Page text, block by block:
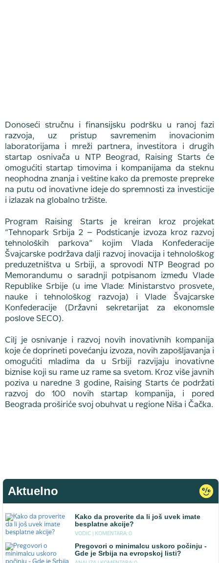
Donoseći stručnu i finansijsku podršku u ranoj fazi
razvoja, uz pristup savremenim inovacionim
laboratorijama i mreži partnera, investitora i drugih
startap osnivača u NTP Beograd, Raising Starts će
omogućiti startap timovima i kompanijama da steknu
neophodna znanja i veštine kako da premoste prepreke
na putu od inovativne ideje do spremnosti za investicije
i izlazak na globalno tržište.
Program Raising Starts je kreiran kroz projekat
“Tehnopark Srbija 2 – Podsticanje izvoza kroz razvoj
tehnoloških parkova” kojim Vlada Konfederacije
Švajcarske podržava dalji razvoj inovacija i tehnološkog
preduzetništva u Srbiji, a sprovodi NTP Beograd po
Memorandumu o saradnji potpisanom između Vlade
Republike Srbije (u ime Vlade: Ministarstvo prosvete,
nauke i tehnološkog razvoja) i Vlade Švajcarske
Konfederacije (Državni sekretarijat za ekonomsle
poslove SECO).
Cilj je osnivanje i razvoj novih inovativnih kompanija
koje će doprineti povećanju izvoza, novih zapošljavanja i
omogućiti mladima da u Srbiji razvijaju inovativne
biznise koji su rame uz rame sa svetom. Kroz više javnih
poziva u naredne 3 godine, Raising Starts će podržati
razvoj do 100 novih startap kompanija, i pored
Beograda proširiće svoj obuhvat u regione Niša i Čačka.
Aktuelno
Kako da proverite da li još uvek imate
besplatne akcije?
VODIC | KOMENTARA: 0
Pregovori o minimalcu uskoro počinju -
Gde je Srbija na evropskoj listi?